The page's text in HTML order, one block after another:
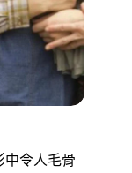
中令人毛骨